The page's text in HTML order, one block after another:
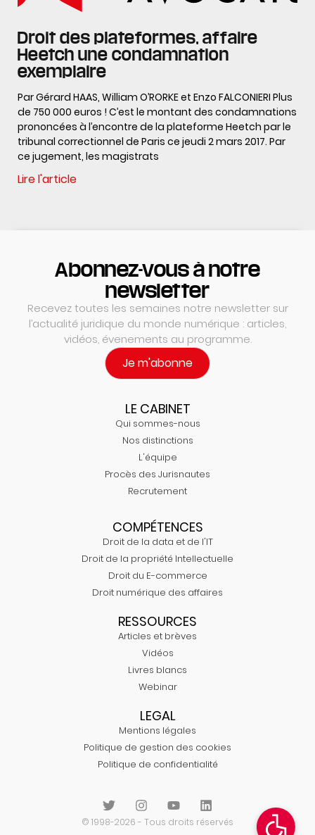
Droit des plateformes, affaire
Heetch une condamnation
exemplaire
Par Gérard HAAS, William O’RORKE et Enzo FALCONIERI Plus
de 750 000 euros ! C’est le montant des condamnations
prononcées à l’encontre de la plateforme Heetch par le
tribunal correctionnel de Paris ce jeudi 2 mars 2017. Par
ce jugement, les magistrats
Lire l'article
Abonnez-vous à notre
newsletter
Recevez toutes les semaines notre newsletter sur
l’actualité juridique du monde numérique : articles,
vidéos, évenements au programme.
Je m'abonne
LE CABINET
Qui sommes-nous
Nos distinctions
L'équipe
Procès des Jurisnautes
Recrutement
COMPÉTENCES
Droit de la data et de l'IT
Droit de la propriété Intellectuelle
Droit du E-commerce
Droit numérique des affaires
RESSOURCES
Articles et brèves
Vidéos
Livres blancs
Webinar
LEGAL
Mentions légales
Politique de gestion des cookies
Politique de confidentialité
© 1998-2026 - Tous droits réservés